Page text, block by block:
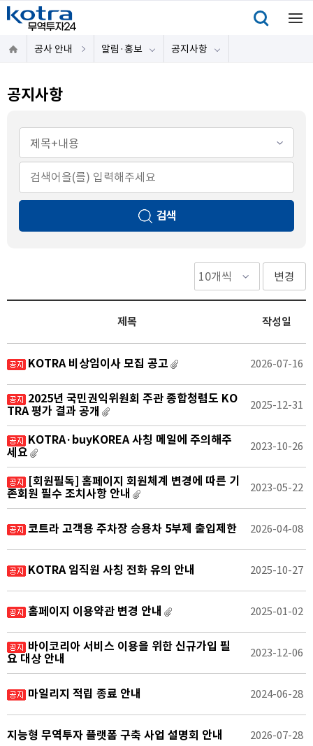
공사 안내 알림·홍보 공지사항
공지사항
검색
변경
제목 작성일
KOTRA 비상임이사 모집 공고 2026-07-16
2025년 국민권익위원회 주관 종합청렴도 KO
TRA 평가 결과 공개
2025-12-31
KOTRA·buyKOREA 사칭 메일에 주의해주
세요
2023-10-26
[회원필독] 홈페이지 회원체계 변경에 따른 기
존회원 필수 조치사항 안내
2023-05-22
코트라 고객용 주차장 승용차 5부제 출입제한 2026-04-08
KOTRA 임직원 사칭 전화 유의 안내 2025-10-27
홈페이지 이용약관 변경 안내 2025-01-02
바이코리아 서비스 이용을 위한 신규가입 필
요 대상 안내
2023-12-06
마일리지 적립 종료 안내 2024-06-28
지능형 무역투자 플랫폼 구축 사업 설명회 안내 2026-07-28